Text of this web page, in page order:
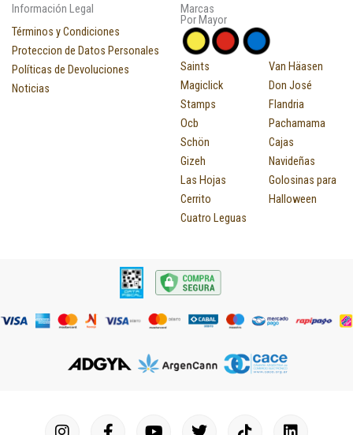
Información Legal
Términos y Condiciones
Proteccion de Datos Personales
Políticas de Devoluciones
Noticias
Marcas
Por Mayor
Saints
Magiclick
Stamps
Ocb
Schön
Gizeh
Las Hojas
Cerrito
Cuatro Leguas
Van Häasen
Don José
Flandria
Pachamama
Cajas
Navideñas
Golosinas para
Halloween
I
F
Y
T
I
L